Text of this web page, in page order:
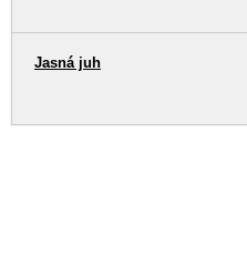
Jasná juh